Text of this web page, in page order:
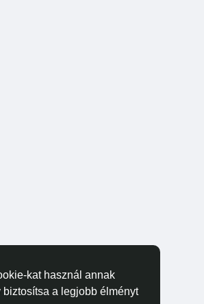
kat használ annak
biztosítsa a legjobb élményt